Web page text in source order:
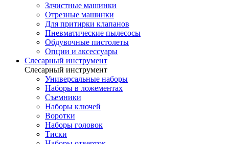
Зачистные машинки
Отрезные машинки
Для притирки клапанов
Пневматические пылесосы
Обдувочные пистолеты
Опции и аксессуары
Слесарный инструмент
Слесарный инструмент
Универсальные наборы
Наборы в ложементах
Съемники
Наборы ключей
Воротки
Наборы головок
Тиски